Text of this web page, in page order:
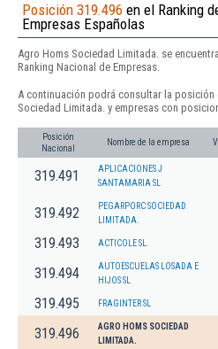
Posición 319.496 en el Ranking
Empresas Españolas
Agro Homs Sociedad Limitada. se
Ranking Nacional de Empresas.
A continuación podrá consultar la posición
Sociedad Limitada. y empresas con
Posición
Nacional
Nombre de la empresa
319.491
APLICACIONES J
SANTAMARIA SL
319.492
PEGARPORC SOCIEDAD
LIMITADA.
319.493 ACTICOLE SL.
319.494
AUTOESCUELAS LOSADA E
HIJOS SL
319.495 FRAGINTER SL
319.496
AGRO HOMS SOCIEDAD
LIMITADA.